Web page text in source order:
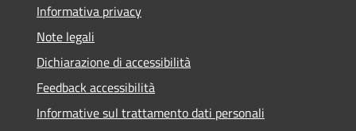
Informativa privacy
Note legali
Dichiarazione di accessibilità
Feedback accessibilità
Informative sul trattamento dati personali